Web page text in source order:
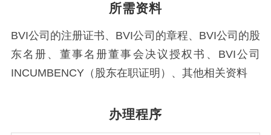
所需资料
BVI公司的注册证书、BVI公司的章程、BVI公司的股
东名册、董事名册董事会决议授权书、BVI公司
INCUMBENCY（股东在职证明）、其他相关资料
办理程序